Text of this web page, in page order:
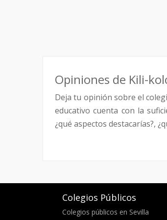
Opiniones de Kili-
Deja tu opinión sobre el
educativo cuenta con la
¿qué aspectos destacarías?,
Colegios Públicos
Colegios públicos en Sevilla